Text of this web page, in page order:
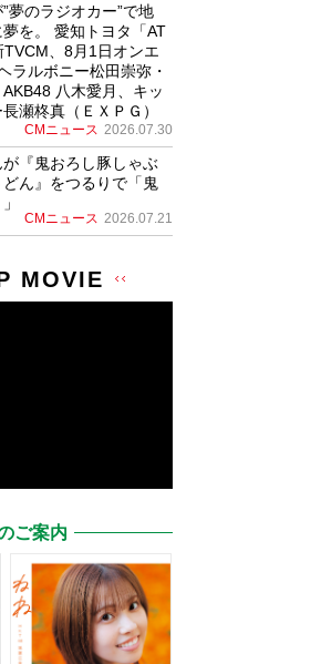
夢のラジオカー”で地
を。 愛知トヨタ「AT
、8月1日オンエ
ラルボニー松田崇弥・
八木愛月、キッ
瀬柊真（ＥＸＰＧ）
CMニュース 2026.07.30
が『鬼おろし豚しゃぶ
ん』をつるりで「鬼
CMニュース 2026.07.21
MOVIE
ご案内